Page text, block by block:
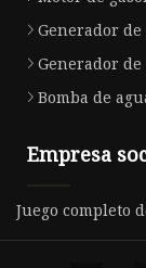
Generador
Generador
Bomba de
Empresa
Juego completo